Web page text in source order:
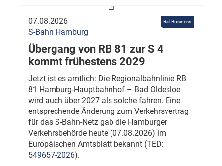
Rail Business
07.08.2026
S-Bahn Hamburg
Übergang von RB 81 zur S 4
kommt frühestens 2029
Jetzt ist es amtlich: Die Regionalbahnlinie RB
81 Hamburg-Hauptbahnhof – Bad Oldesloe
wird auch über 2027 als solche fahren. Eine
entsprechende Änderung zum Verkehrsvertrag
für das S-Bahn-Netz gab die Hamburger
Verkehrsbehörde heute (07.08.2026) im
Europäischen Amtsblatt bekannt (TED:
549657-2026).